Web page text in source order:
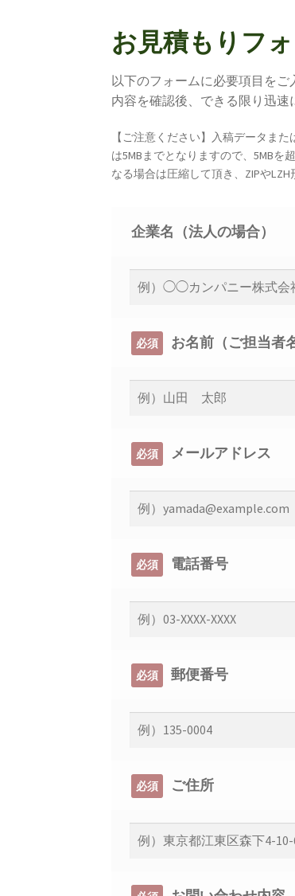
お見積もりフ
以下のフォームに必要項目をご
内容を確認後、できる限り迅速
【ご注意ください】入稿データま
は5MBまでとなりますので、5MB
なる場合は圧縮して頂き、ZIPや
企業名（法人の場合）
必須 お名前（ご担当者
必須 メールアドレス
必須 電話番号
必須 郵便番号
必須 ご住所